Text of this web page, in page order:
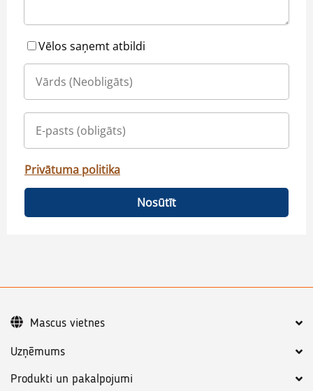
Vēlos saņemt atbildi
Privātuma politika
Nosūtīt
Uzņēmums
Produkti un pakalpojumi
Mascus vietnes